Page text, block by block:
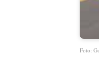
Foto: